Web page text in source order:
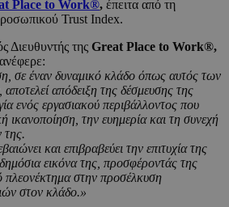
Place to Work®, έπειτα από τη
Trust Index.
Διευθυντής της Great Place to Work®,
σε έναν δυναμικό κλάδο όπως αυτός των
απόδειξη της δέσμευσης της
ενός εργασιακού περιβάλλοντος που
ικανοποίηση, την ευημερία και τη συνεχή
και επιβραβεύει την επιτυχία της
δημόσια εικόνα της, προσφέροντάς της
πλεονέκτημα στην προσέλκυση
στον κλάδο.»